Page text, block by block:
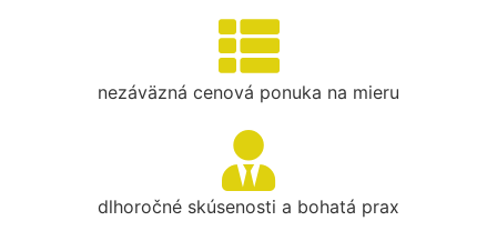
nezáväzná cenová ponuka na mieru
dlhoročné skúsenosti a bohatá prax